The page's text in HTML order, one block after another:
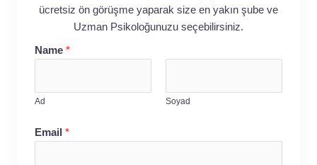
ücretsiz ön görüşme yaparak size en yakın şube ve
Uzman Psikoloğunuzu seçebilirsiniz.
Name *
Ad Soyad
Email *